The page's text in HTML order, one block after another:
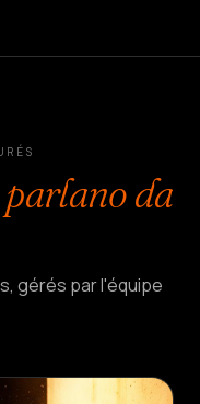
parlano da
gérés par l'équipe